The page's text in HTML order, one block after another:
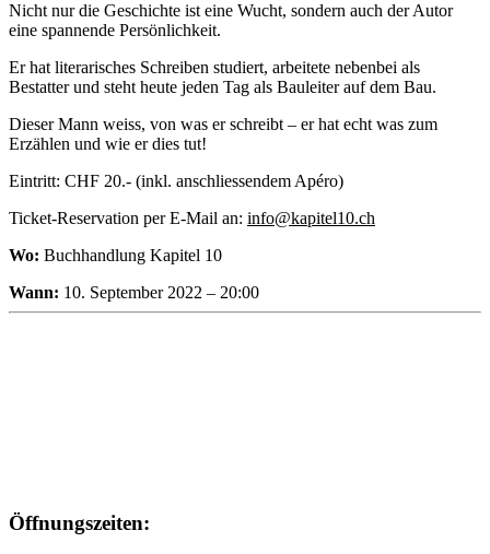
Nicht nur die Geschichte ist eine Wucht, sondern auch der Autor
eine spannende Persönlichkeit.
Er hat literarisches Schreiben studiert, arbeitete nebenbei als
Bestatter und steht heute jeden Tag als Bauleiter auf dem Bau.
Dieser Mann weiss, von was er schreibt – er hat echt was zum
Erzählen und wie er dies tut!
Eintritt: CHF 20.- (inkl. anschliessendem Apéro)
Ticket-Reservation per E-Mail an: info@kapitel10.ch
Wo: Buchhandlung Kapitel 10
Wann: 10. September 2022 – 20:00
Öffnungszeiten: